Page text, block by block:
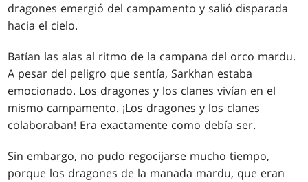
dragones emergió del campamento y salió disparada
hacia el cielo.
Batían las alas al ritmo de la campana del orco mardu.
A pesar del peligro que sentía, Sarkhan estaba
emocionado. Los dragones y los clanes vivían en el
mismo campamento. ¡Los dragones y los clanes
colaboraban! Era exactamente como debía ser.
Sin embargo, no pudo regocijarse mucho tiempo,
porque los dragones de la manada mardu, que eran